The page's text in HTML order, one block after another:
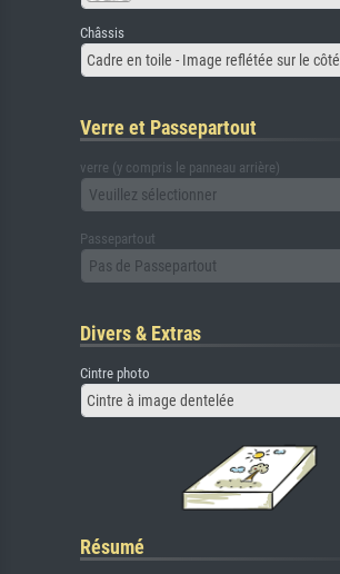
Châssis
Cadre en toile - Image reflétée sur le côté
Verre et Passepartout
verre (y compris le panneau arrière)
Veuillez sélectionner
Passepartout
Pas de Passepartout
Divers & Extras
Cintre photo
Cintre à image dentelée
Résumé